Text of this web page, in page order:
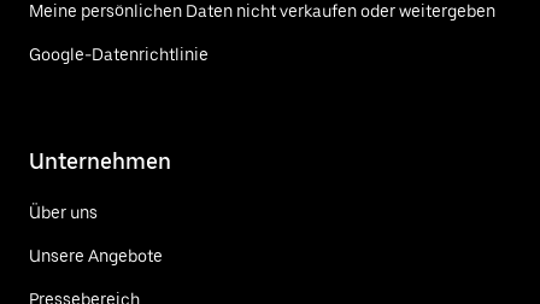
Meine persönlichen Daten nicht verkaufen oder weitergeben
Google-Datenrichtlinie
Unternehmen
Über uns
Unsere Angebote
Pressebereich